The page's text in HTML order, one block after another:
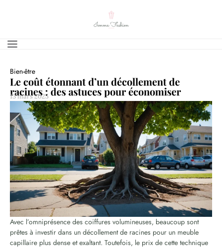
Bien-être
Le coût étonnant d’un décollement de
racines : des astuces pour économiser
13 mars 2025
Avec l’omniprésence des coiffures volumineuses, beaucoup sont
prêtes à investir dans un décollement de racines pour un meuble
capillaire plus dense et exaltant. Toutefois, le prix de cette technique